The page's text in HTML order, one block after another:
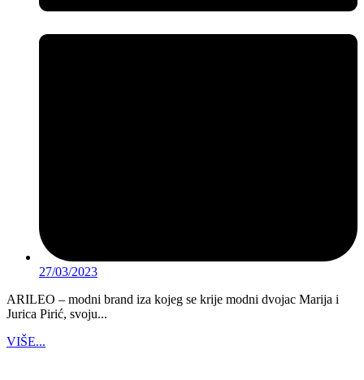
27/03/2023
ARILEO – modni brand iza kojeg se krije modni dvojac Marija i
Jurica Pirić, svoju...
VIŠE...